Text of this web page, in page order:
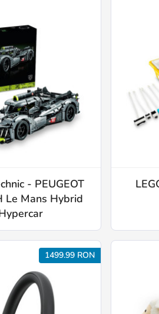
- PEUGEOT
Le Mans Hybrid
1499.99 RON